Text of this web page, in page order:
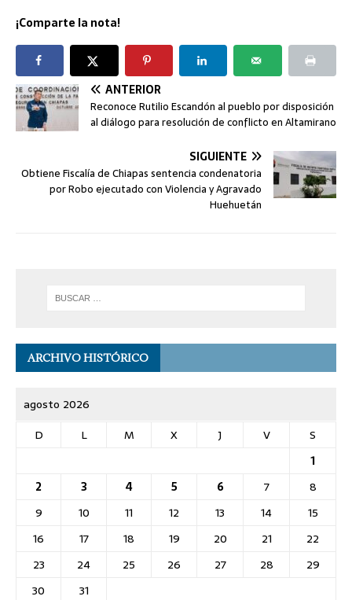
¡Comparte la nota!
ANTERIOR
Reconoce Rutilio Escandón al pueblo por disposición
al diálogo para resolución de conflicto en Altamirano
SIGUIENTE
Obtiene Fiscalía de Chiapas sentencia condenatoria
por Robo ejecutado con Violencia y Agravado
Huehuetán
ARCHIVO HISTÓRICO
agosto 2026
D
L M X J V
S
1
2
3 4 5 6 7
8
9
10 11 12 13 14
15
16
17 18 19 20 21
22
23
24 25 26 27 28
29
30
31